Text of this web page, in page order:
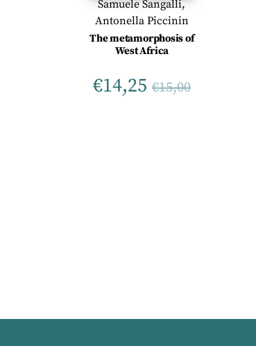
Samuele Sangalli,
Antonella Piccinin
The metamorphosis of
West Africa
€14,25 €15,00